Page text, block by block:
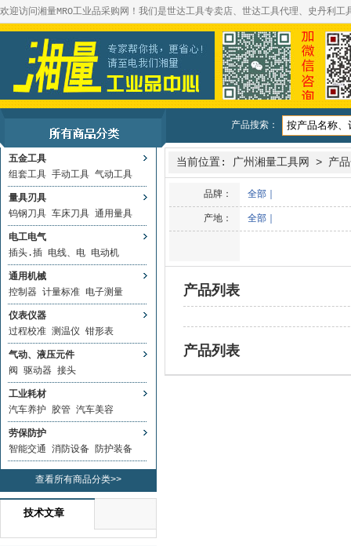
欢迎访问湘量MRO工业品采购网！我们是世达工具专卖店、世达工具代理、史丹利
产品搜索：
五金工具
组套工具 手动工具 气动工具
量具刃具
钨钢刀具 车床刀具 通用量具
电工电气
插头.插 电线、电 电动机
通用机械
控制器 计量标准 电子测量
仪表仪器
过程校准 测温仪 钳形表
气动、液压元件
阀
驱动器 接头
工业耗材
汽车养护 胶管 汽车美容
劳保防护
智能交通 消防设备 防护装备
查看所有商品分类>>
技术文章
当前位置: 广州湘量工具网 > 产
品牌： 全部
产地： 全部
产品列表
产品列表